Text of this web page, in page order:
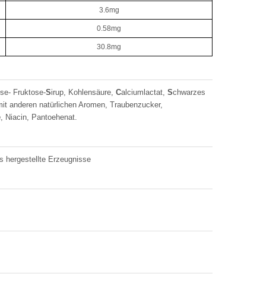
3.6mg
0.58mg
30.8mg
Fruktose-Sirup, Kohlensäure, Calciumlactat, Schwarzes
anderen natürlichen Aromen, Traubenzucker,
Niacin, Pantoehenat.
hergestellte Erzeugnisse